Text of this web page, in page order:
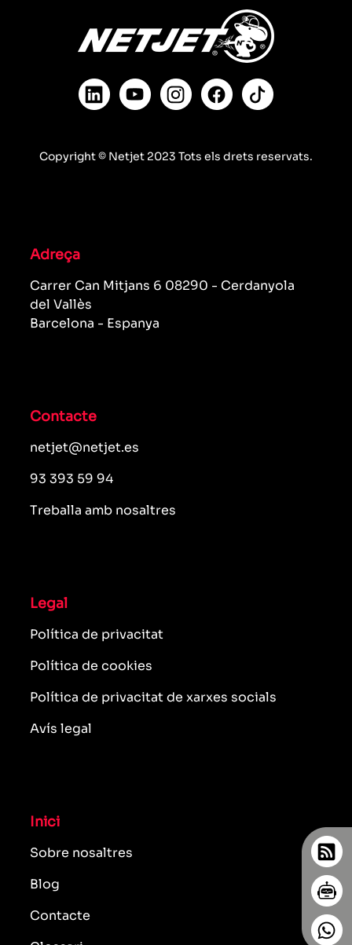
Copyright © Netjet 2023 Tots els drets reservats.
Adreça
Carrer Can Mitjans 6 08290 - Cerdanyola
del Vallès
Barcelona - Espanya
Contacte
netjet@netjet.es
93 393 59 94
Treballa amb nosaltres
Legal
Política de privacitat
Política de cookies
Política de privacitat de xarxes socials
Avís legal
Inici
Sobre nosaltres
Blog
Contacte